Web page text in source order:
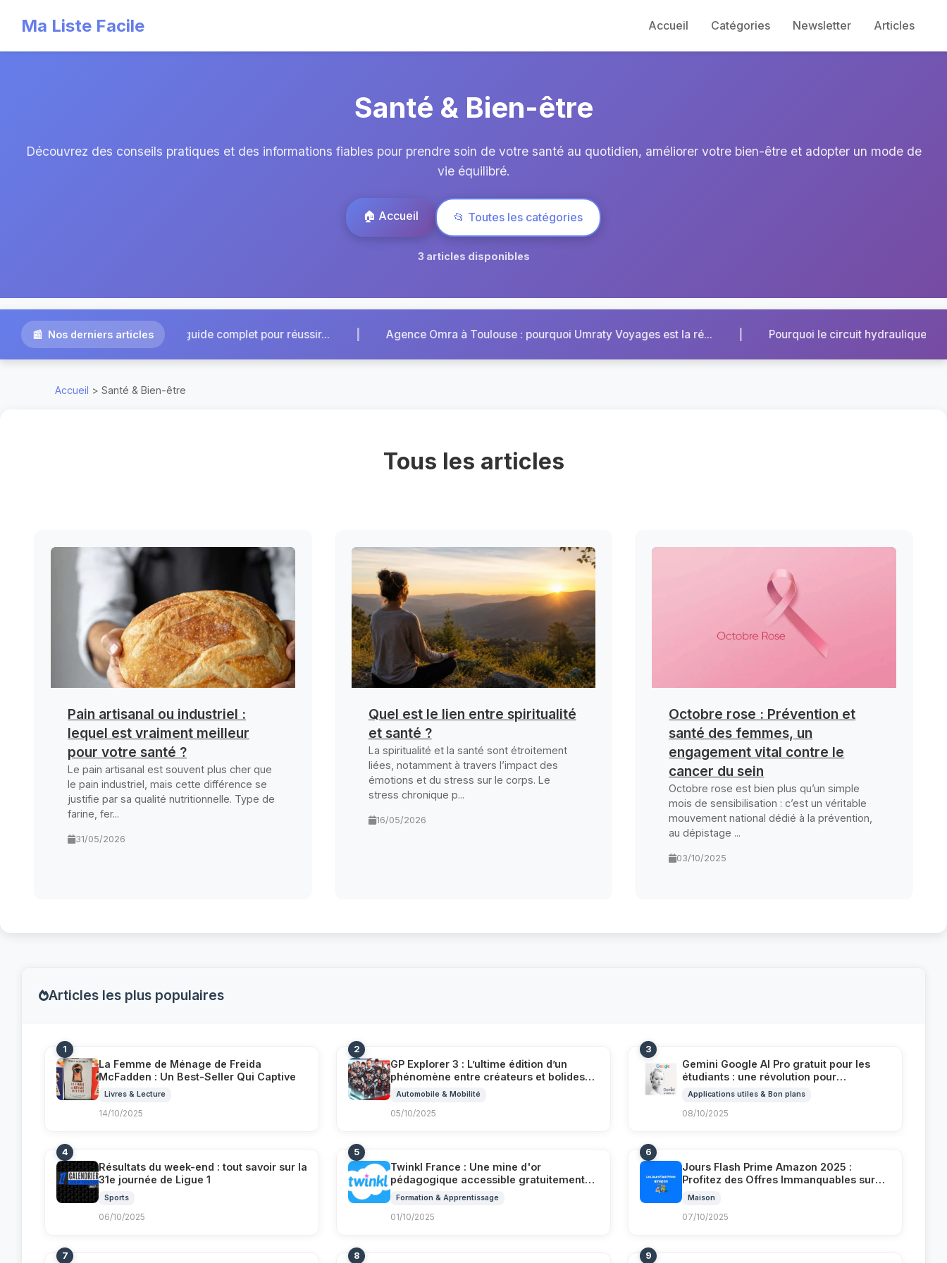
Ma Liste Facile Accueil Catégories Newsletter Articles
Santé & Bien-être
Découvrez des conseils pratiques et des informations fiables pour prendre soin de votre santé au quotidien, améliorer votre bien-être et adopter un mode de
vie équilibré.
🏠 Accueil 📂 Toutes les catégories
3 articles disponibles
Nos derniers articles
Vietnam : guide complet pour réussir... | Agence Omra à Toulouse : pourquoi Umraty Voyages est la ré... | Pourquoi le circuit hydraulique extérieur de votre
Accueil > Santé & Bien-être
Tous les articles
Pain artisanal ou industriel :
lequel est vraiment meilleur
pour votre santé ?
Le pain artisanal est souvent plus cher que
le pain industriel, mais cette différence se
justifie par sa qualité nutritionnelle. Type de
farine, fer...
31/05/2026
Quel est le lien entre spiritualité
et santé ?
La spiritualité et la santé sont étroitement
liées, notamment à travers l’impact des
émotions et du stress sur le corps. Le
stress chronique p...
16/05/2026
Octobre rose : Prévention et
santé des femmes, un
engagement vital contre le
cancer du sein
Octobre rose est bien plus qu’un simple
mois de sensibilisation : c’est un véritable
mouvement national dédié à la prévention,
au dépistage ...
03/10/2025
Articles les plus populaires
1
La Femme de Ménage de Freida
McFadden : Un Best-Seller Qui Captive
Livres & Lecture
14/10/2025
2
GP Explorer 3 : L’ultime édition d’un
phénomène entre créateurs et bolides
au Mans
Automobile & Mobilité
05/10/2025
3
Gemini Google AI Pro gratuit pour les
étudiants : une révolution pour
apprendre et réussir
Applications utiles & Bon plans
08/10/2025
4
Résultats du week-end : tout savoir sur la
31e journée de Ligue 1
Sports
06/10/2025
5
Twinkl France : Une mine d'or
pédagogique accessible gratuitement
les 5 et 6 octobre 2025
Formation & Apprentissage
01/10/2025
6
Jours Flash Prime Amazon 2025 :
Profitez des Offres Immanquables sur
les Produits Alexa à Prix Cassés
Maison
07/10/2025
7 8 9